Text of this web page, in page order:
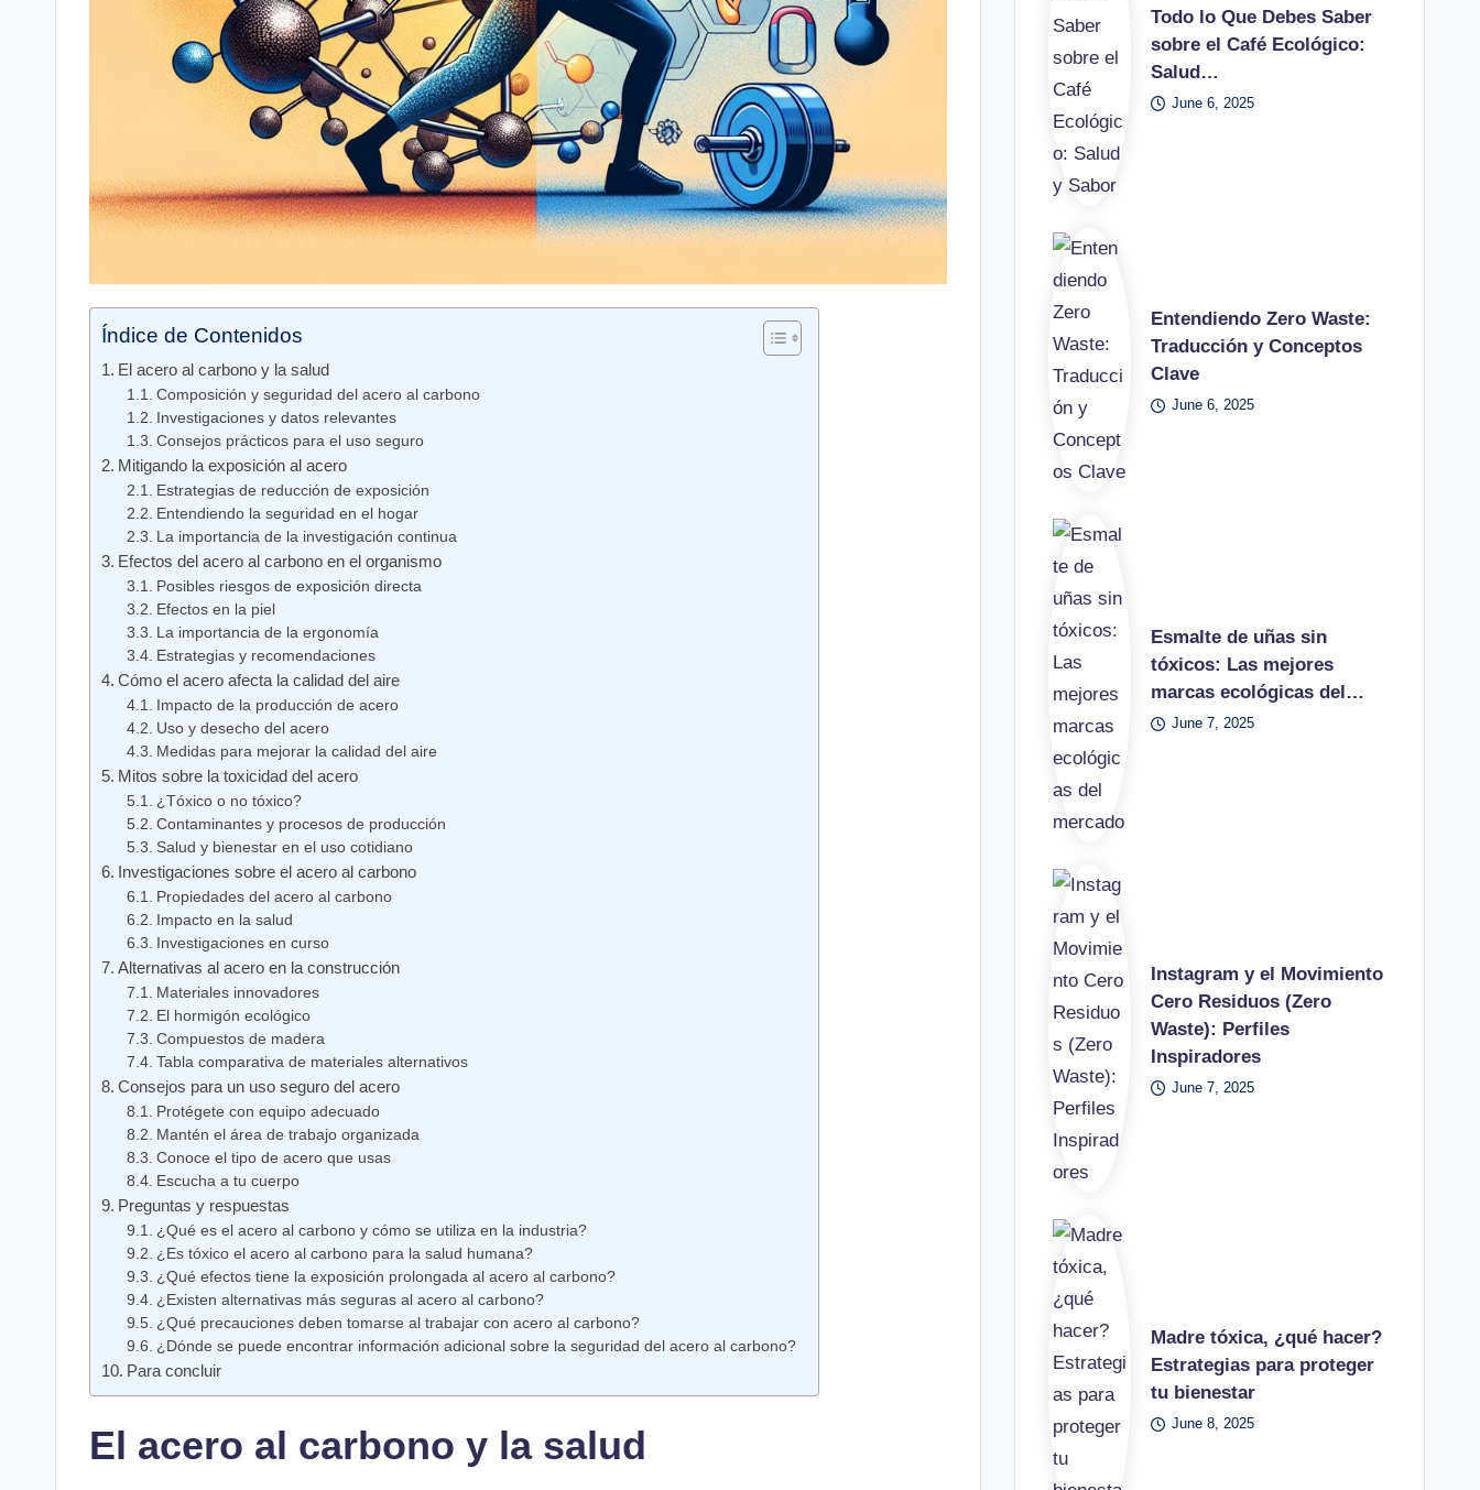
Índice de Contenidos
El acero al carbono y la salud
Composición y seguridad del acero al carbono
Investigaciones y datos relevantes
Consejos prácticos para el uso seguro
Mitigando la exposición al acero
Estrategias de reducción de exposición
Entendiendo la seguridad en el hogar
La importancia de la investigación continua
Efectos del acero al carbono en el organismo
Posibles riesgos de exposición directa
Efectos en la piel
La importancia de la ergonomía
Estrategias y recomendaciones
Cómo el acero afecta la calidad del aire
Impacto de la producción de acero
Uso y desecho del acero
Medidas para mejorar la calidad del aire
Mitos sobre la toxicidad del acero
¿Tóxico o no tóxico?
Contaminantes y procesos de producción
Salud y bienestar en el uso cotidiano
Investigaciones sobre el acero al carbono
Propiedades del acero al carbono
Impacto en la salud
Investigaciones en curso
Alternativas al acero en la construcción
Materiales innovadores
El hormigón ecológico
Compuestos de madera
Tabla comparativa de materiales alternativos
Consejos para un uso seguro del acero
Protégete con equipo adecuado
Mantén el área de trabajo organizada
Conoce el tipo de acero que usas
Escucha a tu cuerpo
Preguntas y respuestas
¿Qué es el acero al carbono y cómo se utiliza en la industria?
¿Es tóxico el acero al carbono para la salud humana?
¿Qué efectos tiene la exposición prolongada al acero al carbono?
¿Existen alternativas más seguras al acero al carbono?
¿Qué precauciones deben tomarse al trabajar con acero al carbono?
¿Dónde se puede encontrar información adicional sobre la seguridad del acero al carbono?
Para concluir
El acero al carbono y la salud
Todo lo Que Debes Saber
sobre el Café Ecológico:
Salud…
June 6, 2025
Entendiendo Zero Waste:
Traducción y Conceptos
Clave
June 6, 2025
Esmalte de uñas sin
tóxicos: Las mejores
marcas ecológicas del…
June 7, 2025
Instagram y el Movimiento
Cero Residuos (Zero
Waste): Perfiles
Inspiradores
June 7, 2025
Madre tóxica, ¿qué hacer?
Estrategias para proteger
tu bienestar
June 8, 2025